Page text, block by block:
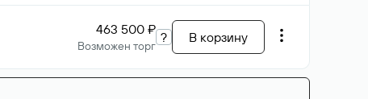
463 500 ₽
Возможен торг
? В корзину